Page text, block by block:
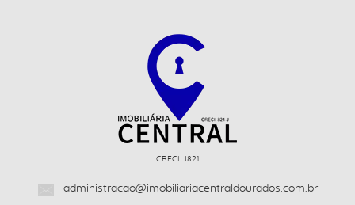
CRECI J821
administracao@imobiliariacentraldourados.com.br